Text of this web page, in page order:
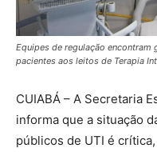
Equipes de regulação encontram
pacientes aos leitos de Terapia
CUIABÁ – A Secretaria
informa que a situação
públicos de UTI é